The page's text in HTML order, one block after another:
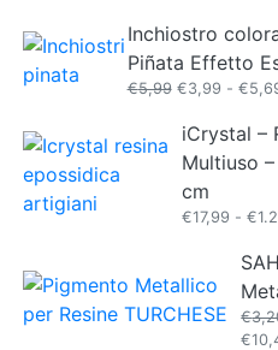
Inchiostro
Piñata Effetto
€5,99 €3,99 - €
iCrystal –
Multiuso
cm
€17,99 - €
€
€